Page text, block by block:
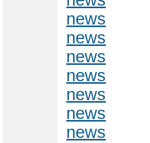
news
news
news
news
news
news
news